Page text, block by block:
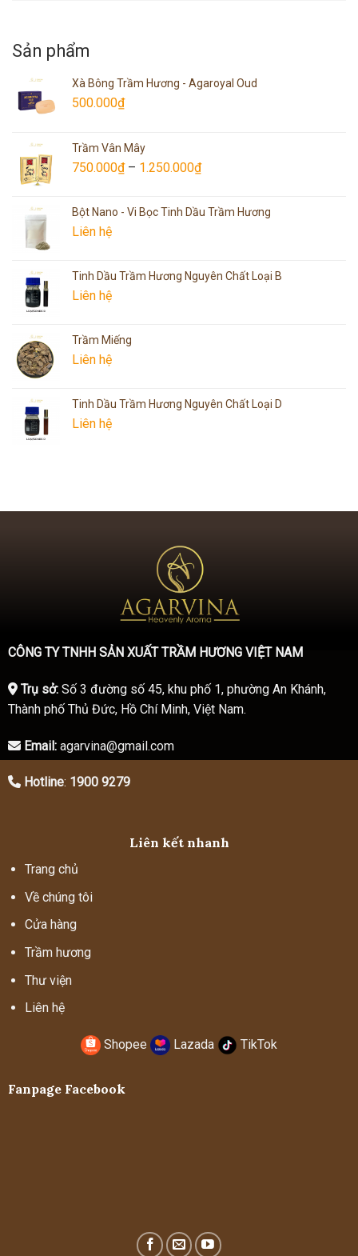
Sản phẩm
Xà Bông Trầm Hương - Agaroyal Oud
500.000₫
Trầm Vân Mây
750.000₫– 1.250.000₫
Bột Nano - Vi Bọc Tinh Dầu Trầm Hương
Liên hệ
Tinh Dầu Trầm Hương Nguyên Chất Loại B
Liên hệ
Trầm Miếng
Liên hệ
Tinh Dầu Trầm Hương Nguyên Chất Loại D
Liên hệ
CÔNG TY TNHH SẢN XUẤT TRẦM HƯƠNG VIỆT NAM
Trụ sở: Số 3 đường số 45, khu phố 1, phường An Khánh,
Thành phố Thủ Đức, Hồ Chí Minh, Việt Nam.
Email: agarvina@gmail.com
Hotline: 1900 9279
Liên kết nhanh
Trang chủ
Về chúng tôi
Cửa hàng
Trầm hương
Thư viện
Liên hệ
Shopee Lazada TikTok
Fanpage Facebook